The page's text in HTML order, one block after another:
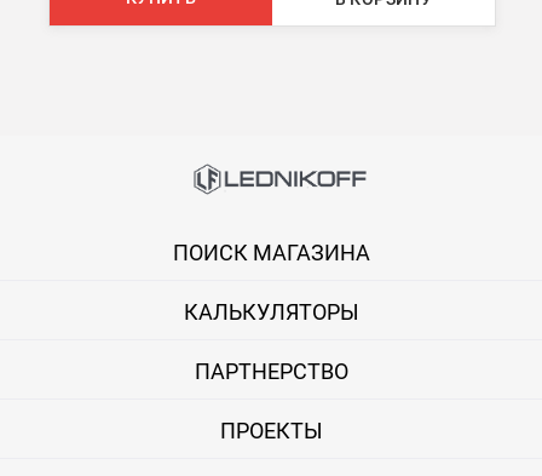
Стоимость доставки ТК до Вашего пункта назначения Вы
ПОИСК МАГАЗИНА
КАЛЬКУЛЯТОРЫ
ПАРТНЕРСТВО
ПРОЕКТЫ